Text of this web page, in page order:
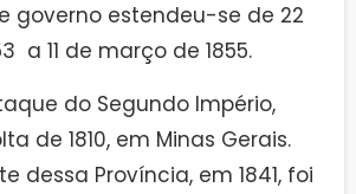
governo estendeu-se de 22
a 11 de março de 1855.
do Segundo Império,
de 1810, em Minas Gerais.
dessa Província, em 1841, foi